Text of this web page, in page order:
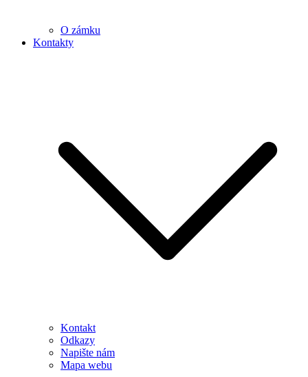
O zámku
Kontakty
Kontakt
Odkazy
Napište nám
Mapa webu